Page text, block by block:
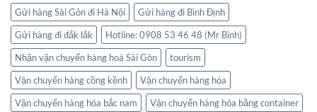
Gửi hàng Sài Gòn đi Hà Nội
Gửi hàng đi Bình Định
Gửi hàng đi đắk lắk
Hotline: 0908 53 46 48 (Mr Bình)
Nhận vận chuyển hàng hoá Sài Gòn
tourism
Vận chuyển hàng cồng kềnh
Vận chuyển hàng hóa
Vận chuyển hàng hóa bắc nam
Vận chuyển hàng hóa bằng container